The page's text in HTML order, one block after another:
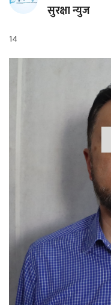
सुरक्षा न्युज
14